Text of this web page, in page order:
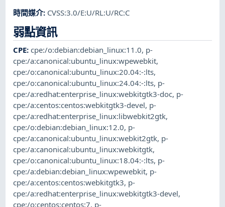
時間媒介: CVSS:3.0/E:U/RL:U/RC:C
弱點資訊
CPE:cpe:/o:debian:debian_linux:11.0, p-
cpe:/a:canonical:ubuntu_linux:wpewebkit,
cpe:/o:canonical:ubuntu_linux:20.04:-:lts,
cpe:/o:canonical:ubuntu_linux:24.04:-:lts, p-
cpe:/a:redhat:enterprise_linux:webkitgtk3-doc, p-
cpe:/a:centos:centos:webkitgtk3-devel, p-
cpe:/a:redhat:enterprise_linux:libwebkit2gtk,
cpe:/o:debian:debian_linux:12.0, p-
cpe:/a:canonical:ubuntu_linux:webkit2gtk, p-
cpe:/a:canonical:ubuntu_linux:webkitgtk,
cpe:/o:canonical:ubuntu_linux:18.04:-:lts, p-
cpe:/a:debian:debian_linux:wpewebkit, p-
cpe:/a:centos:centos:webkitgtk3, p-
cpe:/a:redhat:enterprise_linux:webkitgtk3-devel,
cpe:/o:centos:centos:7, p-